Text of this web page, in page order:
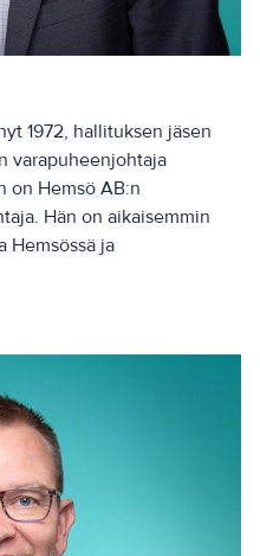
1972, hallituksen jäsen
varapuheenjohtaja
on Hemsö AB:n
Hän on aikaisemmin
Hemsössä ja